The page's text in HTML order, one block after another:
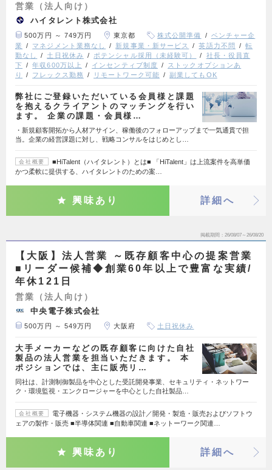
営業（法人向け）
ハイタレント株式会社
500万円 ～ 749万円 東京都 株式公開準備
ベンチャー企
業
マネジメント業務なし 新規事業・新サービス 英語力不問
転
勤なし
土日祝休み ポテンシャル採用（未経験可）
社長・役員直
下
年収600万以上 インセンティブ制度
ストックオプションあ
り
フレックス勤務 リモートワーク可能 副業してもOK
弊社にご登録いただいている会員様と課題
を抱えるクライアントのマッチングを行い
ます。 企業の課題・会員様…
・新規顧客開拓から人材アサイン、稼働後のフォローアップまで一気通貫で担
当。企業の経営課題に対し、戦略コンサルをはじめとし…
会社概要
■HiTalent（ハイタレント）とは■ 「HiTalent」は上流案件を高単価
かつ柔軟に提供する、ハイタレントのための案…
興味あり 詳細へ
掲載期間 26/08/07～26/08/20
【大阪】法人営業 ～既存顧客中心の提案営業
■リーダー候補◆創業60年以上で豊富な実績/
年休121日
営業（法人向け）
中央電子株式会社
500万円 ～ 549万円 大阪府 土日祝休み
大手メーカーなどの既存顧客に向けた自社
製品の法人営業を担当いただきます。 本
ポジションでは、主に販売リ…
同社は、計測制御製品を中心とした受託開発事業、セキュリティ・ネットワー
ク・環境監視・エンクロージャーを中心とした自社製品…
会社概要
電子機器・システム機器の設計／開発・製造・販売およびソフトウ
ェアの製作・販売 ■半導体関連 ■自動車関連 ■ネットーワーク関連…
興味あり 詳細へ